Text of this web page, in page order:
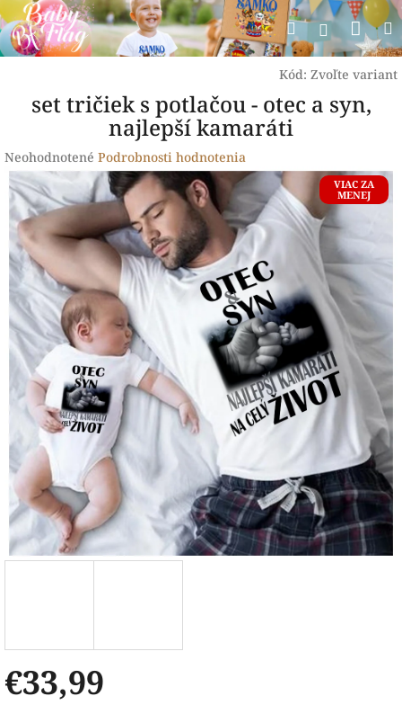
Prejsť
na
obsah
Hľadať
Kód: Zvoľte variant
set tričiek s potlačou - otec a syn,
najlepší kamaráti
Priemerné
hodnotenie
produktu
je
0,0
5
hviezdičiek.
Neohodnotené Podrobnosti hodnotenia
VIAC ZA
MENEJ
€33,99